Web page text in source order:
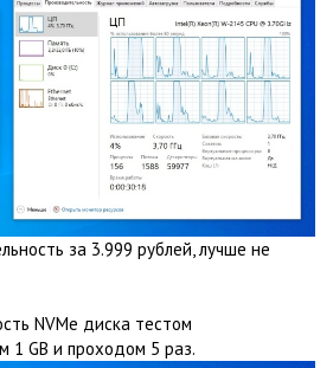
за 3.999 рублей, лучше не
NVMe диска тестом
1 GB и проходом 5 раз.